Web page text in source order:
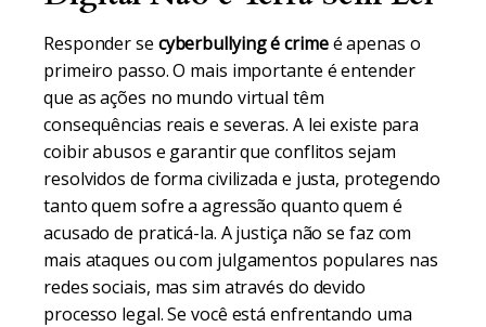
Responder se cyberbullying é crimeé apenas o
primeiro passo. O mais importante é entender
que as ações no mundo virtual têm
consequências reais e severas. A lei existe para
coibir abusos e garantir que conflitos sejam
resolvidos de forma civilizada e justa, protegendo
tanto quem sofre a agressão quanto quem é
acusado de praticá-la. A justiça não se faz com
mais ataques ou com julgamentos populares nas
redes sociais, mas sim através do devido
processo legal. Se você está enfrentando uma